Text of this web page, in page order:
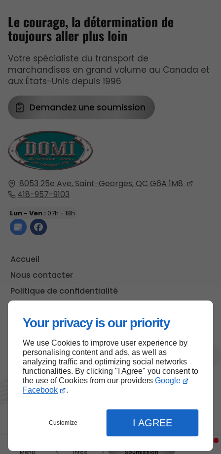
Your privacy is our priority
We use Cookies to improve user experience by
personalising content and ads, as well as
analyzing traffic and optimizing social networks
functionalities. By clicking "I Agree" you consent to
the use of Cookies from our providers Google
Facebook
.
Customize I AGREE
Menu Infos Soumission
8053 25e Ave, Saint-Georges, QC G6A 1M8
418-957-9103
Lun - Ven : 07h - 18h
Accueil
Nous contacter
Politique de confidentialité
Le courage, la détermination de
toujours aller plus loin
Votre spécialiste du transport de
marchandises en grand volume au Canada et
aux États-Unis depuis 1996
Demandez une soumission
Haut de page